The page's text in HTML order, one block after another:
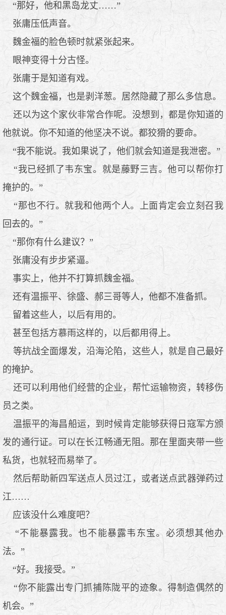
“那好，他和黑岛龙丈……”
张庸压低声音。
魏金福的脸色顿时就紧张起来。
眼神变得十分古怪。
张庸于是知道有戏。
这个魏金福，也是剥洋葱。居然隐藏了那么多信息。
还以为这个家伙非常合作呢。没想到，都是你知道的
他就说。你不知道的他坚决不说。都狡猾的要命。
“我不能说。我如果说了，他们就会知道是我泄密。”
“我已经抓了韦东宝。就是藤野三吉。他可以帮你打
掩护的。”
“那也不行。就我和他两个人。上面肯定会立刻召我
回去的。”
“那你有什么建议？”
张庸没有步步紧逼。
事实上，他并不打算抓魏金福。
还有温振平、徐盛、郝三哥等人，他都不准备抓。
留着这些人，以后有用的。
甚至包括方慕雨这样的，以后都用得上。
等抗战全面爆发，沿海沦陷，这些人，就是自己最好
的掩护。
还可以利用他们经营的企业，帮忙运输物资，转移伤
员之类。
温振平的海昌船运，到时候肯定能够获得日寇军方颁
发的通行证。可以在长江畅通无阻。那在里面夹带一些
私货，也就轻而易举了。
然后帮助新四军送点人员过江，或者送点武器弹药过
江……
应该没什么难度吧？
“不能暴露我。也不能暴露韦东宝。必须想其他办
法。”
“好。我接受。”
“你不能露出专门抓捕陈陇平的迹象。得制造偶然的
机会。”